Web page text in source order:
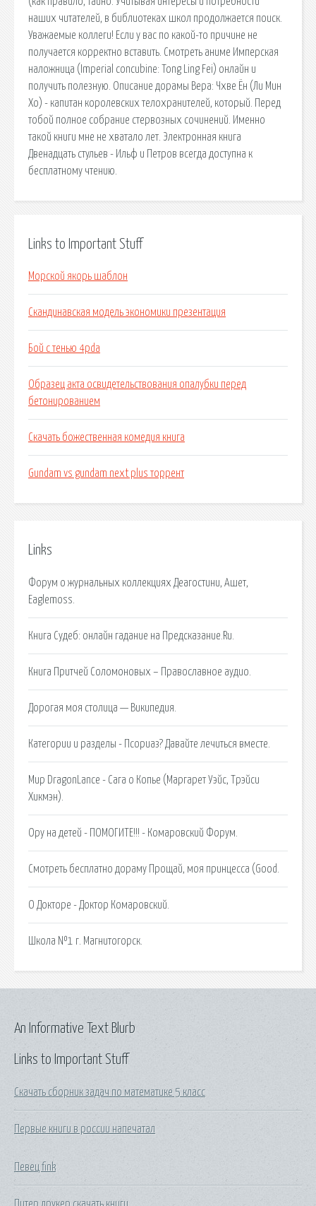
наших читателей, в библиотеках школ продолжается поиск.
Уважаемые коллеги! Если у вас по какой-то причине не
получается корректно вставить. Смотреть аниме Имперская
наложница (Imperial concubine: Tong Ling Fei) онлайн и
получить полезную. Описание дорамы Вера: Чхве Ён (Ли Мин
Хо) - капитан королевских телохранителей, который. Перед
тобой полное собрание стервозных сочинений. Именно
такой книги мне не хватало лет. Электронная книга
Двенадцать стульев - Ильф и Петров всегда доступна к
бесплатному чтению.
Links to Important Stuff
Морской якорь шаблон
Скандинавская модель экономики презентация
Бой с тенью 4pda
Образец акта освидетельствования опалубки перед
бетонированием
Скачать божественная комедия книга
Gundam vs gundam next plus торрент
Links
Форум о журнальных коллекциях Деагостини, Ашет,
Eaglemoss.
Книга Судеб: онлайн гадание на Предсказание.Ru.
Книга Притчей Соломоновых – Православное аудио.
Дорогая моя столица — Википедия.
Категории и разделы - Псориаз? Давайте лечиться вместе.
Мир DragonLance - Сага о Копье (Маргарет Уэйс, Трэйси
Хикмэн).
Ору на детей - ПОМОГИТЕ!!! - Комаровский Форум.
Смотреть бесплатно дораму Прощай, моя принцесса (Good.
О Докторе - Доктор Комаровский.
Школа №1 г. Магнитогорск.
Links to Important Stuff
Скачать сборник задач по математике 5 класс
Первые книги в россии напечатал
Певец fink
Питер друкер скачать книги
An Informative Text Blurb